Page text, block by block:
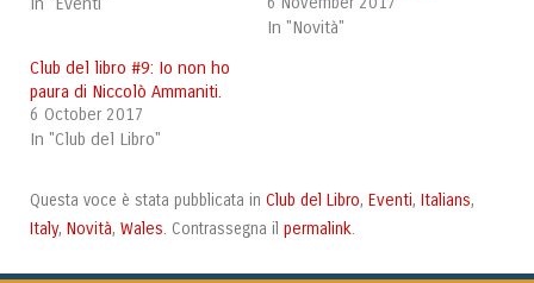
In "Novità"
Club del libro #9: Io non ho
paura di Niccolò Ammaniti.
6 October 2017
In "Club del Libro"
Questa voce è stata pubblicata in Club del Libro, Eventi, Italians,
Italy, Novità, Wales. Contrassegna il permalink.